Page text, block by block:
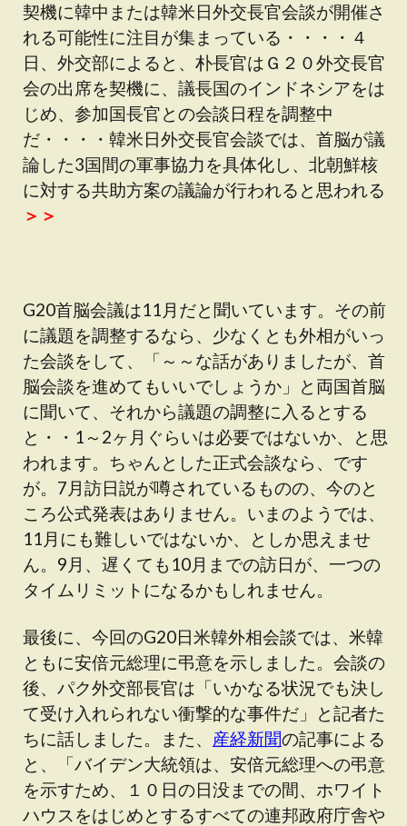
契機に韓中または韓米日外交長官会談が開催さ
れる可能性に注目が集まっている・・・・４
日、外交部によると、朴長官はＧ２０外交長官
会の出席を契機に、議長国のインドネシアをは
じめ、参加国長官との会談日程を調整中
だ・・・・韓米日外交長官会談では、首脳が議
論した3国間の軍事協力を具体化し、北朝鮮核
に対する共助方案の議論が行われると思われる
＞＞
G20首脳会議は11月だと聞いています。その前
に議題を調整するなら、少なくとも外相がいっ
た会談をして、「～～な話がありましたが、首
脳会談を進めてもいいでしょうか」と両国首脳
に聞いて、それから議題の調整に入るとする
と・・1～2ヶ月ぐらいは必要ではないか、と思
われます。ちゃんとした正式会談なら、です
が。7月訪日説が噂されているものの、今のと
ころ公式発表はありません。いまのようでは、
11月にも難しいではないか、としか思えませ
ん。9月、遅くても10月までの訪日が、一つの
タイムリミットになるかもしれません。
最後に、今回のG20日米韓外相会談では、米韓
ともに安倍元総理に弔意を示しました。会談の
後、パク外交部長官は「いかなる状況でも決し
て受け入れられない衝撃的な事件だ」と記者た
ちに話しました。また、 産経新聞の記事による
と、「バイデン大統領は、安倍元総理への弔意
を示すため、１０日の日没までの間、ホワイト
ハウスをはじめとするすべての連邦政府庁舎や